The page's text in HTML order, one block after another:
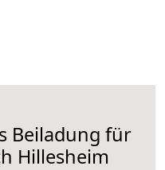
Beiladung für
Hillesheim